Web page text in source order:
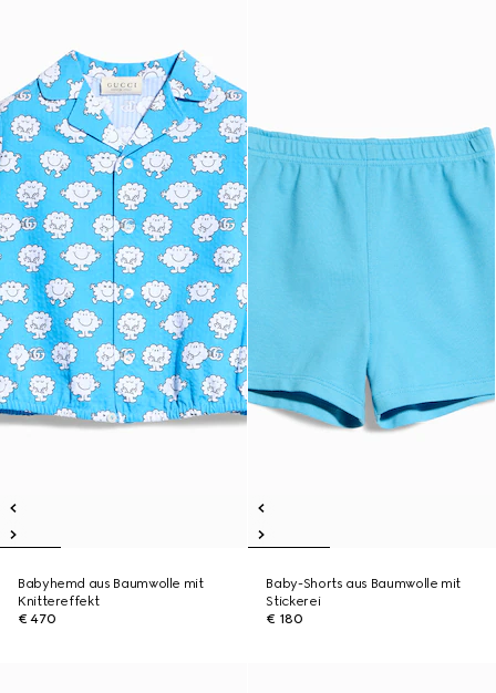
Babyhemd aus Baumwolle mit
Knittereffekt
€ 470
Baby-Shorts aus Baumwolle mit
Stickerei
€ 180